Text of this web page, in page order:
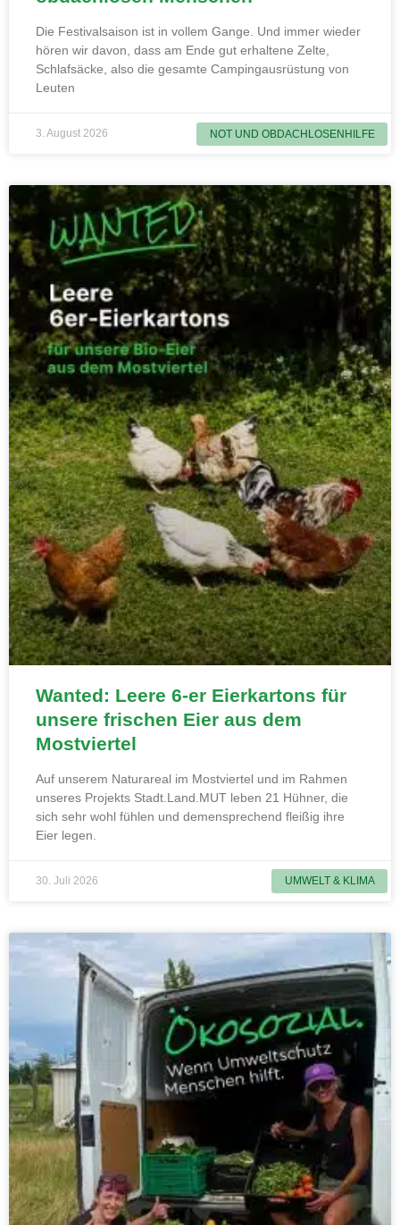
NOT UND OBDACHLOSENHILFE
Die Festivalsaison ist in vollem Gange. Und immer wieder
hören wir davon, dass am Ende gut erhaltene Zelte,
Schlafsäcke, also die gesamte Campingausrüstung von
Leuten
3. August 2026
UMWELT & KLIMA
Wanted: Leere 6-er Eierkartons für
unsere frischen Eier aus dem
Mostviertel
Auf unserem Naturareal im Mostviertel und im Rahmen
unseres Projekts Stadt.Land.MUT leben 21 Hühner, die
sich sehr wohl fühlen und demensprechend fleißig ihre
Eier legen.
30. Juli 2026